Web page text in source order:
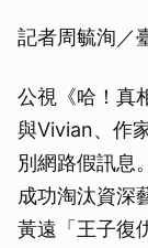
記者周毓洵／
公視《哈！真
與Vivian、作
別網路假訊息
成功淘汰資深
黃遠「王子復